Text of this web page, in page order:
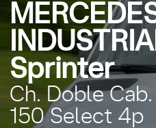
Sprinter
Ch. Doble
150 Select 4p